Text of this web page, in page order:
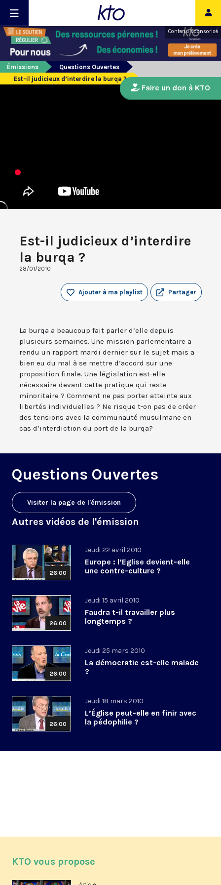
Contenu sponsorisé
Émissions
Questions Ouvertes
Est-il judicieux d’interdire la burqa ?
Est-il judicieux d’interdire
la burqa ?
28/01/2010
Partager
Ajouter à ma playlist
La burqa a beaucoup fait parler d’elle depuis
plusieurs semaines. Une mission parlementaire a
rendu un rapport mardi dernier sur le sujet mais a
bien eu du mal à se mettre d’accord sur une
proposition finale. Une législation est-elle
nécessaire devant cette pratique qui reste
minoritaire ? Comment ne pas porter atteinte aux
libertés individuelles ? Ne risque t-on pas de créer
des tensions avec la communauté musulmane en
cas d’interdiction du port de la burqa?
Questions Ouvertes
Visiter la page de l'émission
Autres vidéos de l'émission
26:00
Jeudi 22 avril 2010
Europe : l’Eglise devient-elle
une contre-culture ?
26:00
Jeudi 15 avril 2010
Faudra t-il travailler plus
longtemps ?
26:00
Jeudi 25 mars 2010
La démocratie est-elle malade
?
26:00
Jeudi 18 mars 2010
L’Église peut-elle en finir avec
la pédophilie ?
Faire un don à KTO
KTO vous propose